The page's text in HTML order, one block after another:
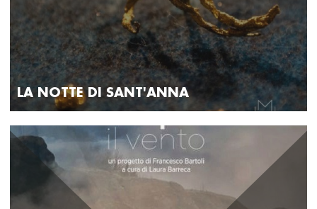
LA NOTTE DI SANT'ANNA